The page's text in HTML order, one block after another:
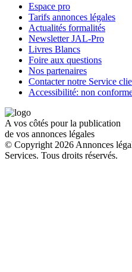
Espace pro
Tarifs annonces légales
Actualités formalités
Newsletter JAL-Pro
Livres Blancs
Foire aux questions
Nos partenaires
Contacter notre Service
Accessibilité: non
A vos côtés pour la publication
de vos annonces légales
© Copyright 2026 Annonces
Services. Tous droits réservés.